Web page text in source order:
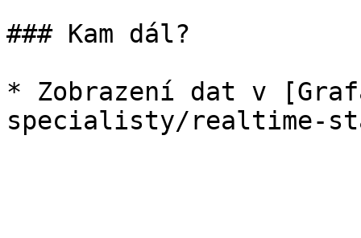
### Kam dál?
* Zobrazení dat v